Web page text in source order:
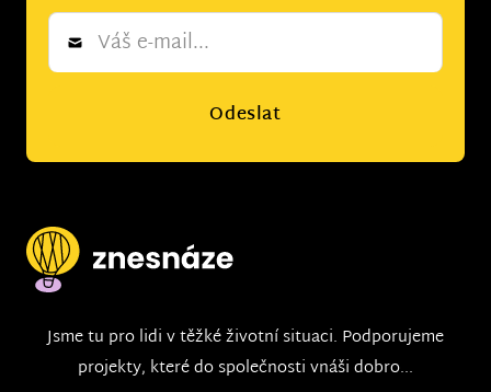
Newsletter
Odeslat
Jsme tu pro lidi v těžké životní situaci. Podporujeme
projekty, které do společnosti vnáši dobro...